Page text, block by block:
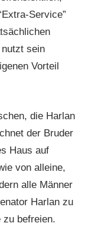
Service”
sein
Vorteil
die Harlan
der Bruder
Haus auf
von alleine,
alle Männer
Harlan zu
befreien.